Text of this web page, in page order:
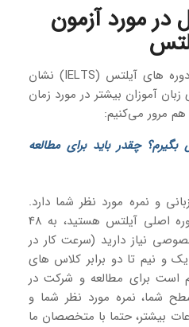
در مورد آزمون
تجربه ما از سال‌ها برگزاری دوره های آیلتس (IELTS) نشان
آموزان بیشتر در مورد زمان
هم مرور می‌کنیم:
چقدر باید برای مطالعه
و نمره مورد نظر شما دارد.
زمانی که آماده شرکت در دوره اصلی آیلتس هستید، به 48
یا 24 جلسه خصوصی نیاز دارید (سرعت کار در
نیم تا دو برابر کلاس های
است برای مطالعه و شرکت در
شما، نمره مورد نظر شما و
بیشتر، حتما با متخصصان ما